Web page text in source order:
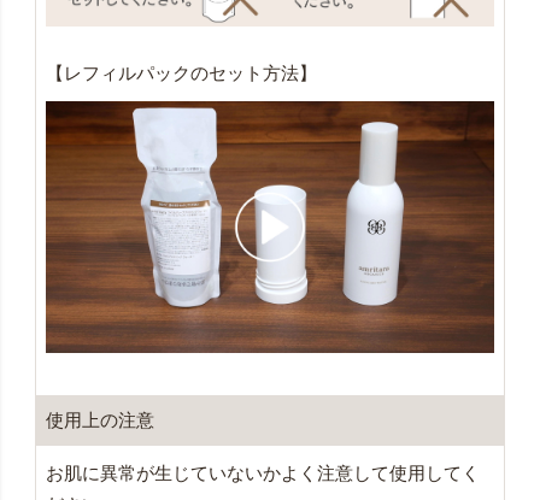
【レフィルパックのセット方法】
使用上の注意
お肌に異常が生じていないかよく注意して使用してく